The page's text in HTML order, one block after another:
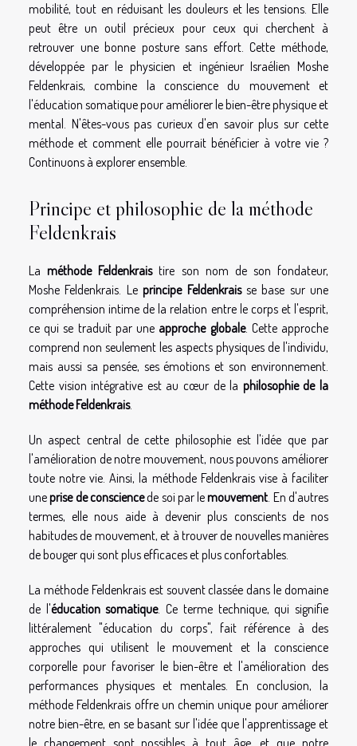
mobilité, tout en réduisant les douleurs et les tensions. Elle
peut être un outil précieux pour ceux qui cherchent à
retrouver une bonne posture sans effort. Cette méthode,
développée par le physicien et ingénieur Israélien Moshe
Feldenkrais, combine la conscience du mouvement et
l'éducation somatique pour améliorer le bien-être physique et
mental. N'êtes-vous pas curieux d'en savoir plus sur cette
méthode et comment elle pourrait bénéficier à votre vie ?
Continuons à explorer ensemble.
Principe et philosophie de la méthode
Feldenkrais
Laméthode Feldenkraistire son nom de son fondateur,
Moshe Feldenkrais. Leprincipe Feldenkraisse base sur une
compréhension intime de la relation entre le corps et l'esprit,
ce qui se traduit par une approche globale. Cette approche
comprend non seulement les aspects physiques de l'individu,
mais aussi sa pensée, ses émotions et son environnement.
Cette vision intégrative est au cœur de la philosophie de la
méthode Feldenkrais.
Un aspect central de cette philosophie est l'idée que par
l'amélioration de notre mouvement, nous pouvons améliorer
toute notre vie. Ainsi, la méthode Feldenkrais vise à faciliter
uneprise de consciencede soi par lemouvement . En d'autres
termes, elle nous aide à devenir plus conscients de nos
habitudes de mouvement, et à trouver de nouvelles manières
de bouger qui sont plus efficaces et plus confortables.
La méthode Feldenkrais est souvent classée dans le domaine
de l'éducation somatique. Ce terme technique, qui signifie
littéralement "éducation du corps", fait référence à des
approches qui utilisent le mouvement et la conscience
corporelle pour favoriser le bien-être et l'amélioration des
performances physiques et mentales. En conclusion, la
méthode Feldenkrais offre un chemin unique pour améliorer
notre bien-être, en se basant sur l'idée que l'apprentissage et
le changement sont possibles à tout âge, et que notre